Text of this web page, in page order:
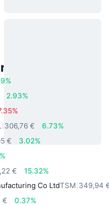
2.93%
306,76 €
6.73%
€
3.02%
€
15.32%
Co LtdTSM 349,94
€
0.37%